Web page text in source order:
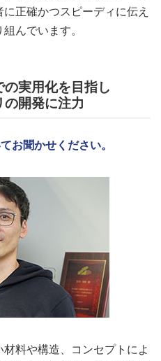
正確かつスピーディに伝え
んでいます。
実用化を目指し
の開発に注力
お聞かせください。
料や構造、コンセプトによ